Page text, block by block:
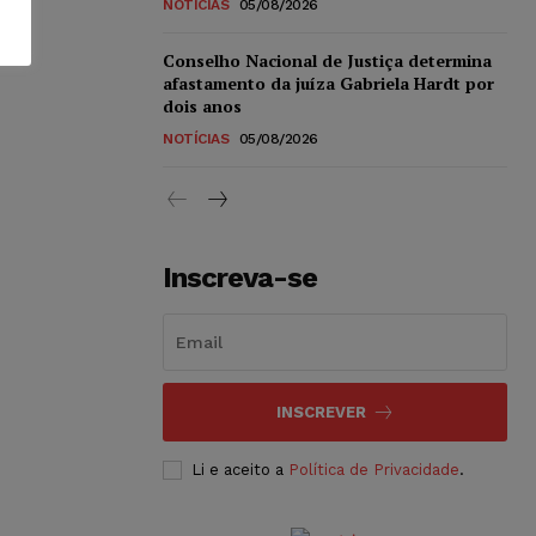
NOTÍCIAS 05/08/2026
Conselho Nacional de Justiça determina
afastamento da juíza Gabriela Hardt por
dois anos
NOTÍCIAS 05/08/2026
Inscreva-se
INSCREVER
Li e aceito a Política de Privacidade.